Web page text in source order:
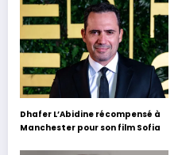
Dhafer L’Abidine récompensé à
Manchester pour son film Sofia